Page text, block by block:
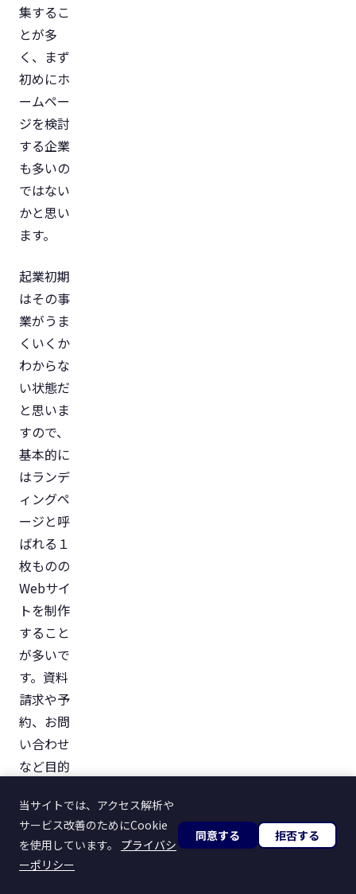
集するこ
とが多
く、まず
初めにホ
ームペー
ジを検討
する企業
も多いの
ではない
かと思い
ます。
起業初期
はその事
業がうま
くいくか
わからな
い状態だ
と思いま
すので、
基本的に
はランデ
ィングペ
ージと呼
ばれる１
枚ものの
Webサイ
トを制作
すること
が多いで
す。資料
請求や予
約、お問
い合わせ
など目的
に、一つ
のサービ
スを得る
ことに特
当サイトでは、アクセス解析や
サービス改善のためにCookie
を使用しています。 プライバシ
ーポリシー
同意する 拒否する